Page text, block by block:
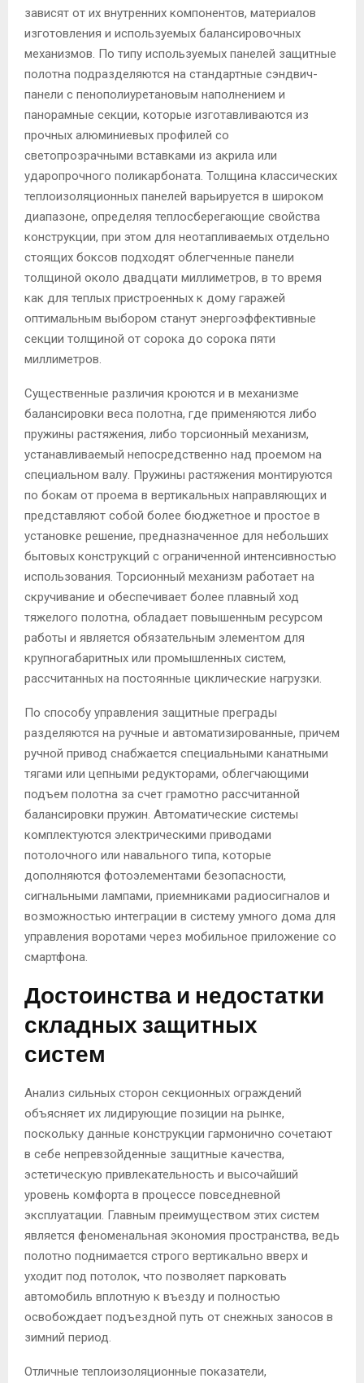
зависят от их внутренних компонентов, материалов
изготовления и используемых балансировочных
механизмов. По типу используемых панелей защитные
полотна подразделяются на стандартные сэндвич-
панели с пенополиуретановым наполнением и
панорамные секции, которые изготавливаются из
прочных алюминиевых профилей со
светопрозрачными вставками из акрила или
ударопрочного поликарбоната. Толщина классических
теплоизоляционных панелей варьируется в широком
диапазоне, определяя теплосберегающие свойства
конструкции, при этом для неотапливаемых отдельно
стоящих боксов подходят облегченные панели
толщиной около двадцати миллиметров, в то время
как для теплых пристроенных к дому гаражей
оптимальным выбором станут энергоэффективные
секции толщиной от сорока до сорока пяти
миллиметров.
Существенные различия кроются и в механизме
балансировки веса полотна, где применяются либо
пружины растяжения, либо торсионный механизм,
устанавливаемый непосредственно над проемом на
специальном валу. Пружины растяжения монтируются
по бокам от проема в вертикальных направляющих и
представляют собой более бюджетное и простое в
установке решение, предназначенное для небольших
бытовых конструкций с ограниченной интенсивностью
использования. Торсионный механизм работает на
скручивание и обеспечивает более плавный ход
тяжелого полотна, обладает повышенным ресурсом
работы и является обязательным элементом для
крупногабаритных или промышленных систем,
рассчитанных на постоянные циклические нагрузки.
По способу управления защитные преграды
разделяются на ручные и автоматизированные, причем
ручной привод снабжается специальными канатными
тягами или цепными редукторами, облегчающими
подъем полотна за счет грамотно рассчитанной
балансировки пружин. Автоматические системы
комплектуются электрическими приводами
потолочного или навального типа, которые
дополняются фотоэлементами безопасности,
сигнальными лампами, приемниками радиосигналов и
возможностью интеграции в систему умного дома для
управления воротами через мобильное приложение со
смартфона.
Достоинства и недостатки
складных защитных
систем
Анализ сильных сторон секционных ограждений
объясняет их лидирующие позиции на рынке,
поскольку данные конструкции гармонично сочетают
в себе непревзойденные защитные качества,
эстетическую привлекательность и высочайший
уровень комфорта в процессе повседневной
эксплуатации. Главным преимуществом этих систем
является феноменальная экономия пространства, ведь
полотно поднимается строго вертикально вверх и
уходит под потолок, что позволяет парковать
автомобиль вплотную к въезду и полностью
освобождает подъездной путь от снежных заносов в
зимний период.
Отличные теплоизоляционные показатели,